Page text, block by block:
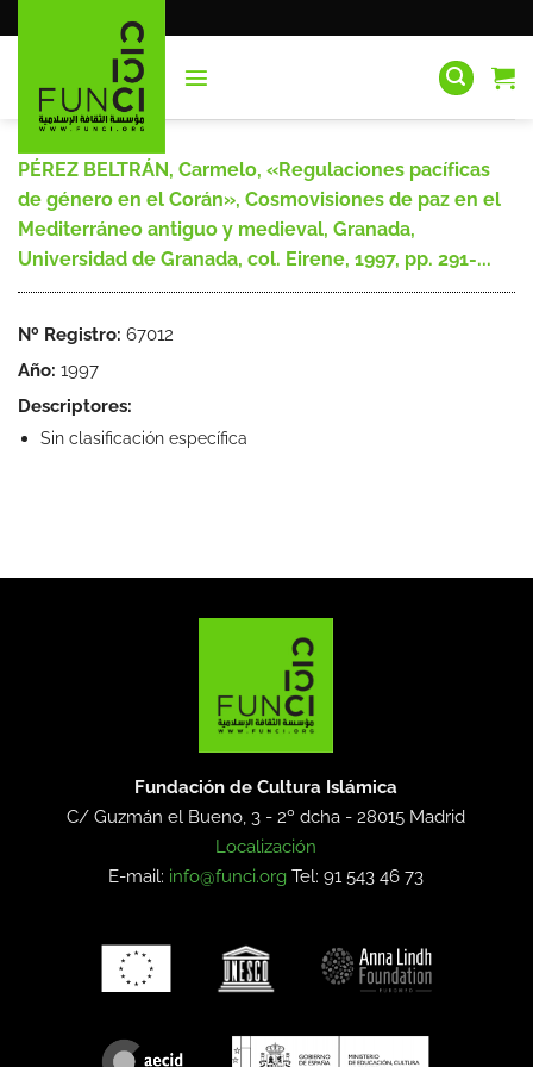
al
PÉREZ BELTRÁN, Carmelo, «Regulaciones pacíficas
de género en el Corán», Cosmovisiones de paz en el
Mediterráneo antiguo y medieval, Granada,
Universidad de Granada, col. Eirene, 1997, pp. 291-...
Nº Registro: 67012
Año: 1997
Descriptores:
Sin clasificación específica
Fundación de Cultura Islámica
C/ Guzmán el Bueno, 3 - 2º dcha -28015 Madrid
Localización
E-mail: info@funci.org Tel: 91 543 46 73